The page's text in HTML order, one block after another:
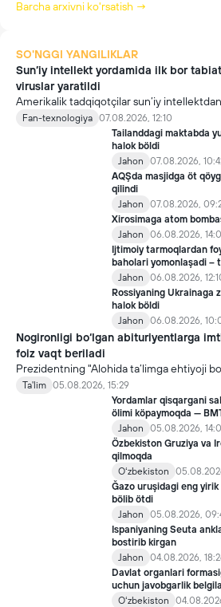
Barcha arxivni ko'rsatish →
SO'NGGI YANGILIKLAR
Sun’iy intellekt yordamida ilk bor
viruslar yaratildi
Amerikalik tadqiqotçilar sun’iy
yaratdi. Bu kaşfiyot yangi yutuqlarga umid
undan notöğri maqsadda foydalaniliş
Fan-texnologiya 07.08.2026, 12:10
Tailanddagi maktabda
halok böldi
Jahon
07.08.2026,
AQŞda masjidga öt
qilindi
Jahon
07.08.2026,
Xirosimaga atom
Jahon
06.08.2026,
Ijtimoiy tarmoqlardan
baholari yomonlaşadi –
Jahon
06.08.2026,
Rossiyaning Ukrainaga
halok böldi
Jahon
06.08.2026,
Nogironligi bo‘lgan abituriyentlarga
foiz vaqt beriladi
Prezidentning "Alohida ta’limga ehtiyoji
ijtimoiy xizmatlar bilan qamrab olish
bo‘yicha qo‘shimcha chora-tadbirlar
inklyuziv ta’lim sohasida qator yangi
Ta'lim 05.08.2026, 15:29
Yordamlar qisqargani
ölimi köpaymoqda —
Jahon
05.08.2026,
Özbekiston Gruziya va
qilmoqda
Oʻzbekiston
Ğazo uruşidagi eng
bölib ötdi
Jahon
05.08.2026,
Ispaniyaning Seuta
bostirib kirgan
Jahon
04.08.2026,
Davlat organlari
uchun javobgarlik
Oʻzbekiston